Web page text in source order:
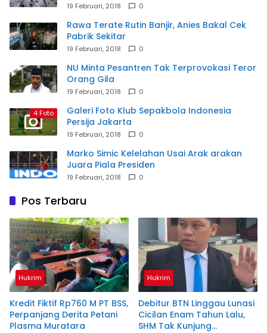
19 Februari, 2018 0
Rawa Terate Rutin Banjir, Anies Bakal Cek
Pabrik Sekitar
19 Februari, 2018 0
NU Minta Pesantren Tak Terprovokasi Teror
Orang Gila
19 Februari, 2018 0
4 Foto
Galeri Foto Klub Sepakbola Indonesia
Persija Jakarta
19 Februari, 2018 0
Marko Simic Kelelahan Usai Arak arakan
Juara Piala Presiden
19 Februari, 2018 0
Pos Terbaru
Hukrim
Kredit Fiktif Rp760 M PT BSS,
Perpanjang Derita Petani
Plasma Muratara
Hukrim
Debitur BTN Linggau Lunasi
Cicilan Enam Tahun Lalu,
SHM Tak Kunjung